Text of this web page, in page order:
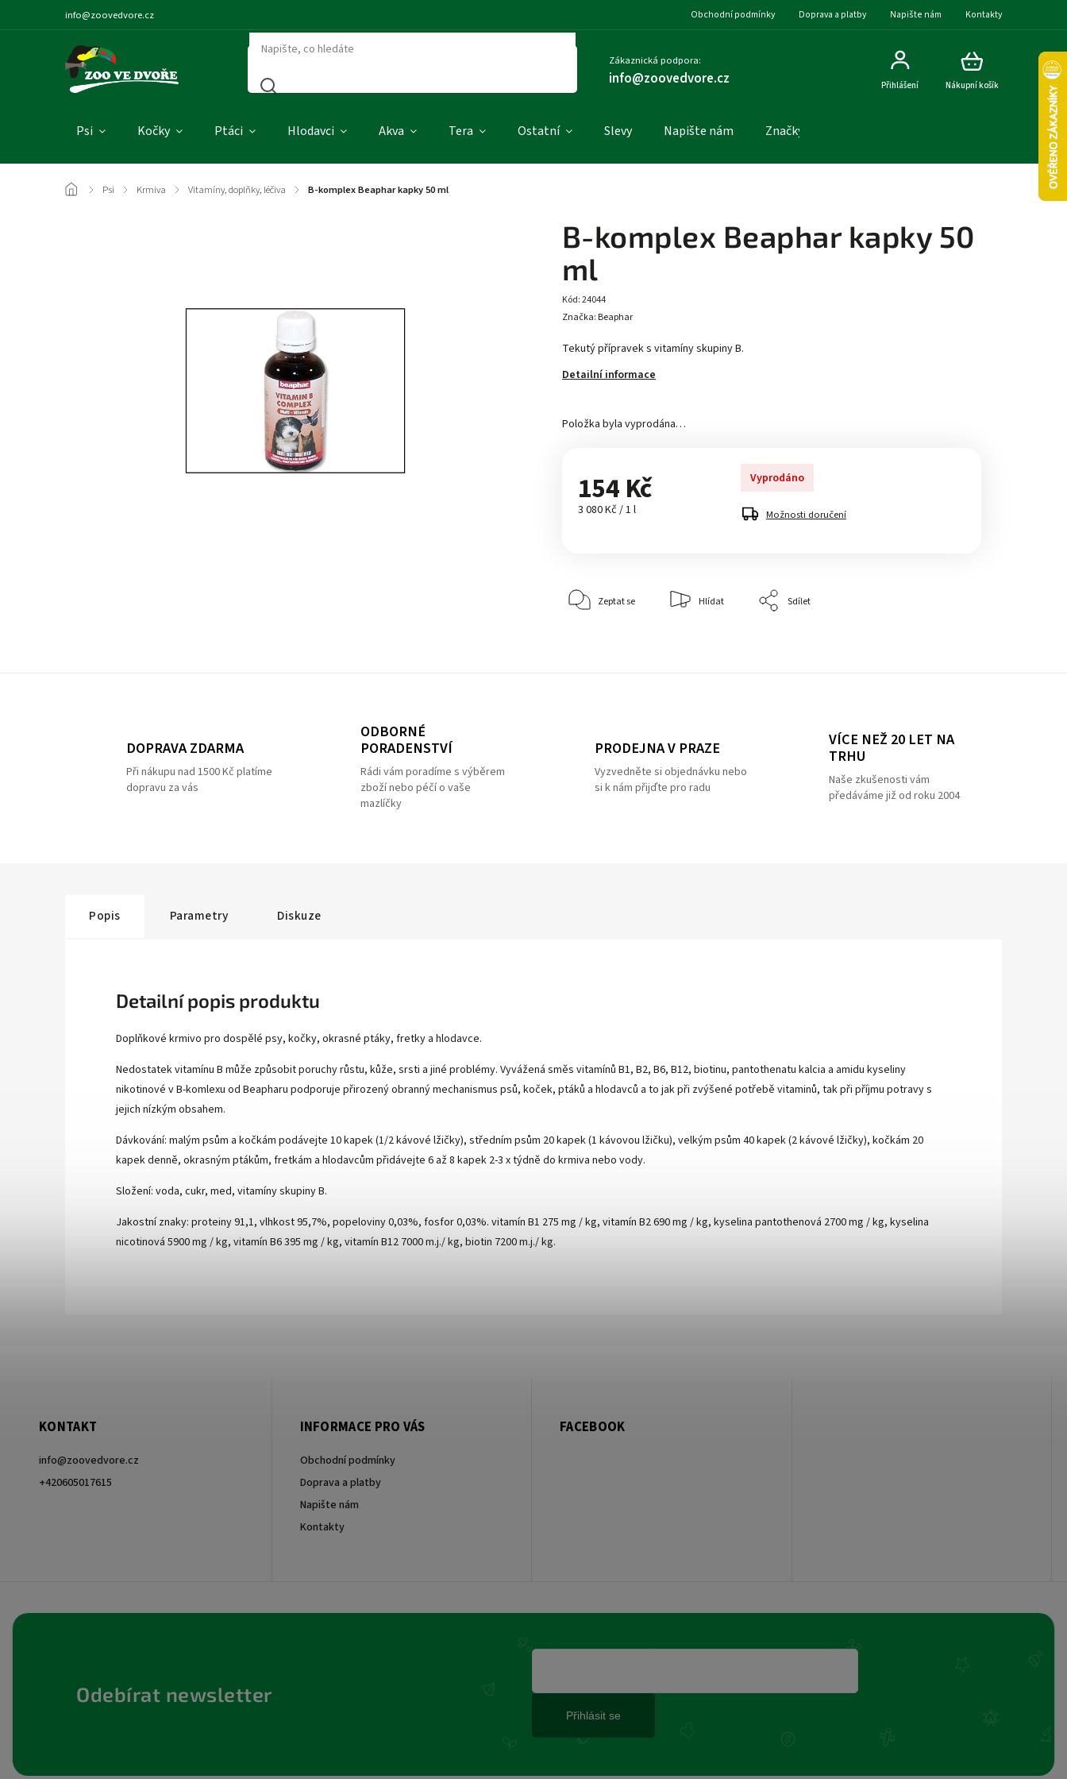
info@zoovedvore.cz Obchodní podmínky Doprava a platby Napište nám Kontakty
Zákaznická podpora:
info@zoovedvore.cz Nákupní košík
Přihlášení
Psi Kočky Ptáci Hlodavci Akva Tera Ostatní Slevy Napište nám Značky
/ Psi / Krmiva / Vitamíny, doplňky, léčiva / B-komplex Beaphar kapky 50 ml
B-komplex Beaphar kapky 50
ml
Kód:24044
Tekutý přípravek s vitamíny skupiny B.
Detailní informace
Značka: Beaphar
Položka byla vyprodána…
154 Kč
3 080 Kč / 1 l
Vyprodáno
Možnosti doručení
Zeptat se Hlídat Sdílet
DOPRAVA ZDARMA
Při nákupu nad 1500 Kč platíme
dopravu za vás
ODBORNÉ
PORADENSTVÍ
Rádi vám poradíme s výběrem
zboží nebo péčí o vaše
mazlíčky
PRODEJNA V PRAZE
Vyzvedněte si objednávku nebo
si k nám přijďte pro radu
VÍCE NEŽ 20 LET NA
TRHU
Naše zkušenosti vám
předáváme již od roku 2004
Popis Parametry Diskuze
Detailní popis produktu
Doplňkové krmivo pro dospělé psy, kočky, okrasné ptáky, fretky a hlodavce.
Nedostatek vitamínu B může způsobit poruchy růstu, kůže, srsti a jiné problémy. Vyvážená směs vitamínů B1, B2, B6, B12, biotinu, pantothenatu kalcia a amidu kyseliny
nikotinové v B-komlexu od Beapharu podporuje přirozený obranný mechanismus psů, koček, ptáků a hlodavců a to jak při zvýšené potřebě vitaminů, tak při příjmu potravy s
jejich nízkým obsahem.
Dávkování: malým psům a kočkám podávejte 10 kapek (1/2 kávové lžičky), středním psům 20 kapek (1 kávovou lžičku), velkým psům 40 kapek (2 kávové lžičky), kočkám 20
kapek denně, okrasným ptákům, fretkám a hlodavcům přidávejte 6 až 8 kapek 2-3 x týdně do krmiva nebo vody.
Složení: voda, cukr, med, vitamíny skupiny B.
Jakostní znaky: proteiny 91,1, vlhkost 95,7%, popeloviny 0,03%, fosfor 0,03%. vitamín B1 275 mg / kg, vitamín B2 690 mg / kg, kyselina pantothenová 2700 mg / kg, kyselina
nicotinová 5900 mg / kg, vitamín B6 395 mg / kg, vitamín B12 7000 m.j./ kg, biotin 7200 m.j./ kg.
KONTAKT
info@zoovedvore.cz
+420605017615
INFORMACE PRO VÁS
Obchodní podmínky
Doprava a platby
Napište nám
Kontakty
Odebírat newsletter
Přihlásit se
FACEBOOK